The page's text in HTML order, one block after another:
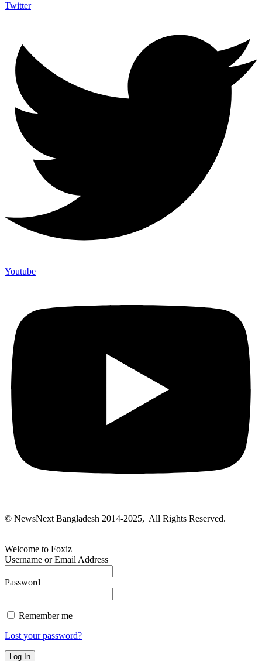
Twitter
Youtube
© NewsNext Bangladesh 2014-2025, All Rights Reserved.
Welcome to Foxiz
Username or Email Address
Password
Remember me
Lost your password?